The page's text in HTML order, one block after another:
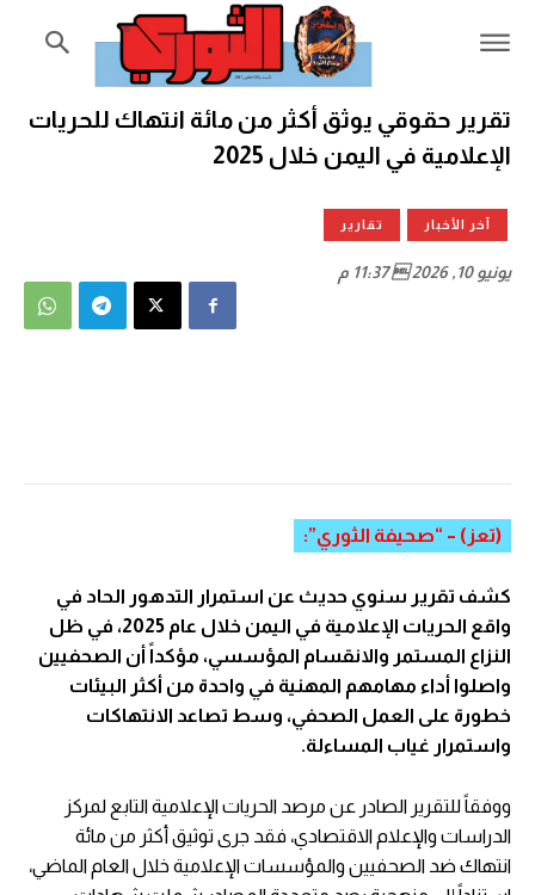
تقرير حقوقي يوثق أكثر من مائة انتهاك للحريات
الإعلامية في اليمن خلال 2025
آخر الأخبار تقارير
يونيو 10, 2026  11:37 م
(تعز) – “صحيفة الثوري”:
كشف تقرير سنوي حديث عن استمرار التدهور الحاد في
واقع الحريات الإعلامية في اليمن خلال عام 2025، في ظل
النزاع المستمر والانقسام المؤسسي، مؤكداً أن الصحفيين
واصلوا أداء مهامهم المهنية في واحدة من أكثر البيئات
خطورة على العمل الصحفي، وسط تصاعد الانتهاكات
واستمرار غياب المساءلة.
ووفقاً للتقرير الصادر عن مرصد الحريات الإعلامية التابع لمركز
الدراسات والإعلام الاقتصادي، فقد جرى توثيق أكثر من مائة
انتهاك ضد الصحفيين والمؤسسات الإعلامية خلال العام الماضي،